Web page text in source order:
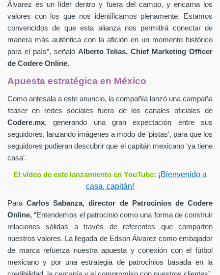
Álvarez es un líder dentro y fuera del campo, y encarna los
valores con los que nos identificamos plenamente. Estamos
convencidos de que esta alianza nos permitirá conectar de
manera más auténtica con la afición en un momento histórico
para el país”, señaló Alberto Telias,Chief Marketing Officer
de Codere Online.
Apuesta estratégica en México
Como antesala a este anuncio, la compañía lanzó una campaña
teaseren redes sociales fuera de los canales oficiales de
Codere.mx,
generando una gran expectación entre sus
seguidores, lanzando imágenes a modo de ‘pistas’, para que los
seguidores pudieran descubrir que el capitán mexicano ‘ya tiene
casa’.
El vídeo de este lanzamiento en YouTube: ¡Bienvenido a
casa, capitán!
ParaCarlos Sabanza, director de Patrocinios de Codere
Online, “Entendemos el patrocinio como una forma de construir
relaciones sólidas a través de referentes que comparten
nuestros valores. La llegada de Edson Álvarez como embajador
de marca refuerza nuestra apuesta y conexión con el fútbol
mexicano y por una estrategia de patrocinios basada en la